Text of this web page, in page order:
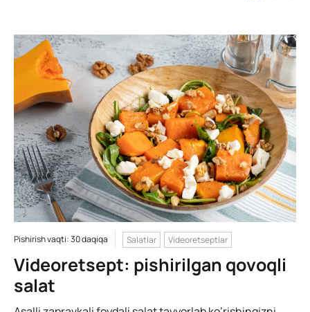
Pishirish vaqti: 30 daqiqa Salatlar Videoretseptlar
Videoretsept: pishirilgan qovoqli
salat